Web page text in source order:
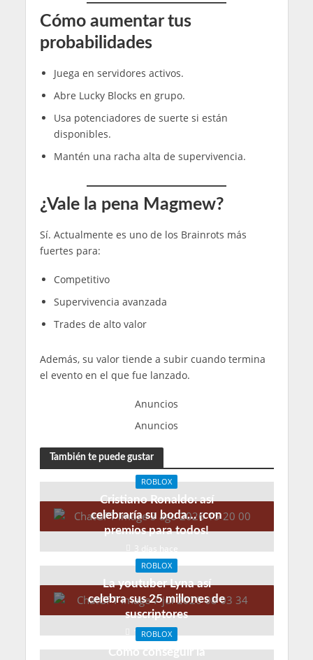
Cómo aumentar tus
probabilidades
Juega en servidores activos.
Abre Lucky Blocks en grupo.
Usa potenciadores de suerte si están
disponibles.
Mantén una racha alta de supervivencia.
¿Vale la pena Magmew?
Sí. Actualmente es uno de los Brainrots más
fuertes para:
Competitivo
Supervivencia avanzada
Trades de alto valor
Además, su valor tiende a subir cuando termina
el evento en el que fue lanzado.
Anuncios
Anuncios
También te puede gustar
ROBLOX
Cristiano Ronaldo: así
celebraría su boda… ¡con
premios para todos!
3 días hace
ROBLOX
La youtuber Lyna así
celebra sus 25 millones de
suscriptores
1 mes hace
ROBLOX
Cómo conseguir la